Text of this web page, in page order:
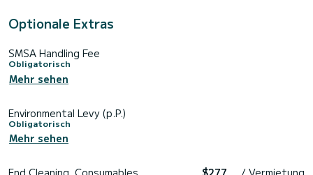
Optionale Extras
SMSA Handling Fee
Obligatorisch
Mehr sehen
Environmental Levy (p.P.)
Obligatorisch
Mehr sehen
End Cleaning, Consumables
$277 / Vermietung